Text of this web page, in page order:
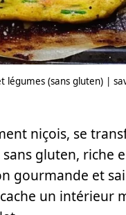
légumes (sans gluten) |
niçois, se
gluten, riche
gourmande et
un intérieur